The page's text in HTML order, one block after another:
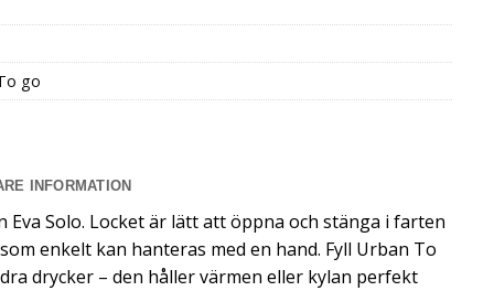
go
INFORMATION
Solo. Locket är lätt att öppna och stänga i farten
enkelt kan hanteras med en hand. Fyll Urban To
drycker – den håller värmen eller kylan perfekt